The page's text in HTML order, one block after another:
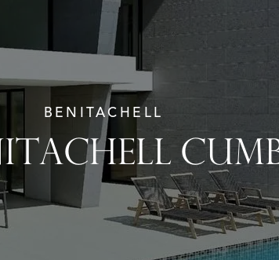
BENITACHELL